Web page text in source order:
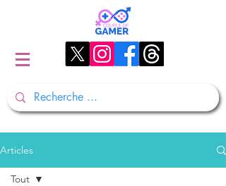
Articles
Tout